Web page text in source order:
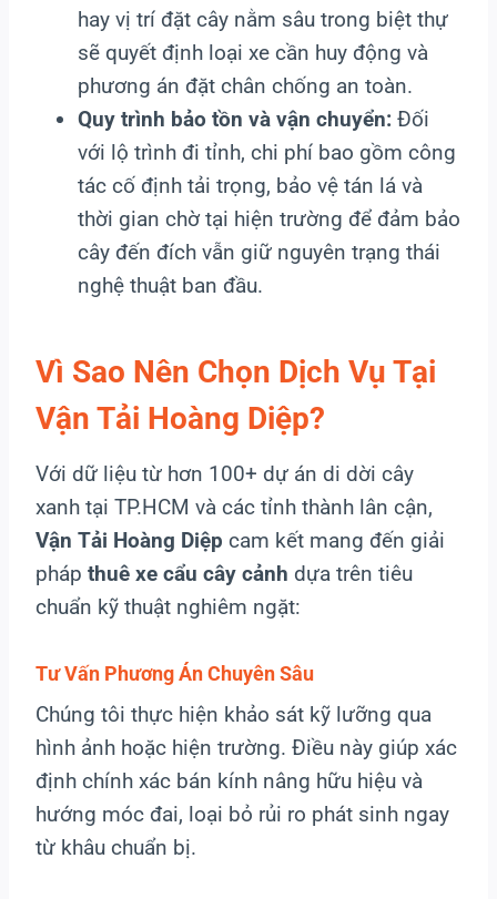
hay vị trí đặt cây nằm sâu trong biệt thự
sẽ quyết định loại xe cần huy động và
phương án đặt chân chống an toàn.
Quy trình bảo tồn và vận chuyển: Đối
với lộ trình đi tỉnh, chi phí bao gồm công
tác cố định tải trọng, bảo vệ tán lá và
thời gian chờ tại hiện trường để đảm bảo
cây đến đích vẫn giữ nguyên trạng thái
nghệ thuật ban đầu.
Vì Sao Nên Chọn Dịch Vụ Tại
Vận Tải Hoàng Diệp?
Với dữ liệu từ hơn 100+ dự án di dời cây
xanh tại TP.HCM và các tỉnh thành lân cận,
Vận Tải Hoàng Diệp cam kết mang đến giải
pháp thuê xe cẩu cây cảnh dựa trên tiêu
chuẩn kỹ thuật nghiêm ngặt:
Tư Vấn Phương Án Chuyên Sâu
Chúng tôi thực hiện khảo sát kỹ lưỡng qua
hình ảnh hoặc hiện trường. Điều này giúp xác
định chính xác bán kính nâng hữu hiệu và
hướng móc đai, loại bỏ rủi ro phát sinh ngay
từ khâu chuẩn bị.